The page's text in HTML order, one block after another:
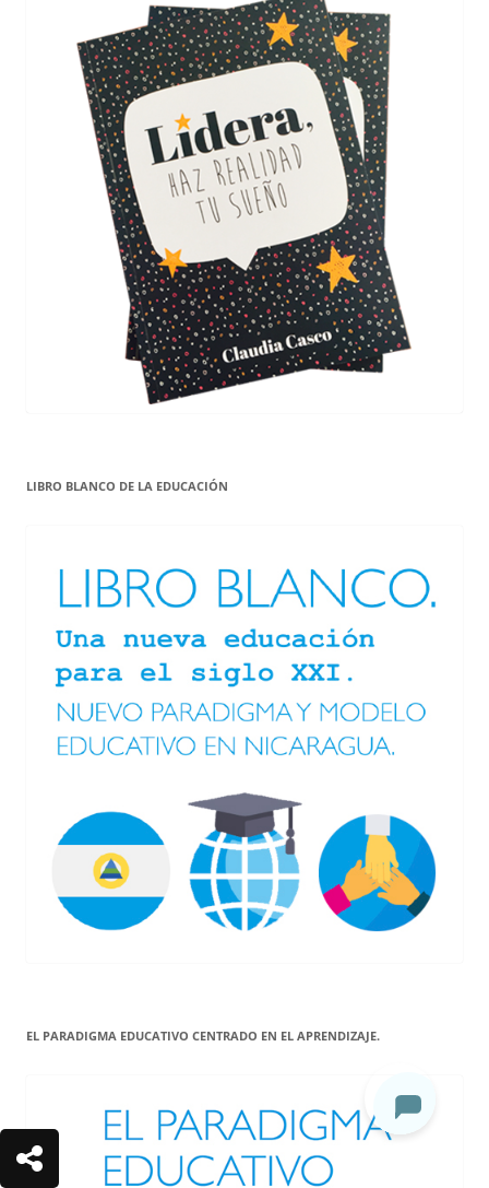
LIBRO BLANCO DE LA EDUCACIÓN
EL PARADIGMA EDUCATIVO CENTRADO EN EL APRENDIZAJE.